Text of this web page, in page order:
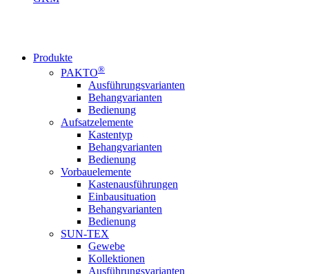
Produkte
PAKTO®
Ausführungsvarianten
Behangvarianten
Bedienung
Aufsatzelemente
Kastentyp
Behangvarianten
Bedienung
Vorbauelemente
Kastenausführungen
Einbausituation
Behangvarianten
Bedienung
SUN-TEX
Gewebe
Kollektionen
Ausführungsvarianten